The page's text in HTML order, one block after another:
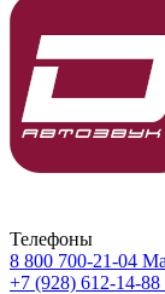
Телефоны
8 800 700-21-04
+7 (928) 612-14-88